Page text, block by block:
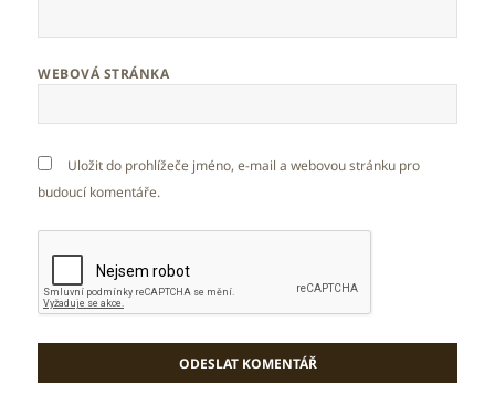
WEBOVÁ STRÁNKA
Uložit do prohlížeče jméno, e-mail a webovou stránku pro
budoucí komentáře.